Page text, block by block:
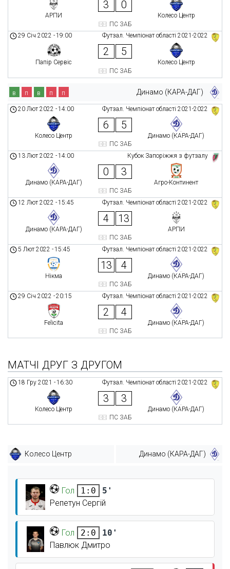
АРПИ
3 0
Колесо Центр
ПС ЗАБ
Футзал. Чемпіонат області 2021-2022
29 Січ 2022 -19:00
Папір Сервіс
2 5
Колесо Центр
ПС ЗАБ
Динамо (КАРА-ДАГ)
в п в п п
Футзал. Чемпіонат області 2021-2022
20 Лют 2022 -14:00
Колесо Центр
6 5
Динамо (КАРА-ДАГ)
ПС ЗАБ
Кубок Запоріжжя з футзалу
13 Лют 2022 -14:00
Динамо (КАРА-ДАГ)
0 3
Агро-Континент
ПС ЗАБ
Футзал. Чемпіонат області 2021-2022
12 Лют 2022 -15:45
Динамо (КАРА-ДАГ)
4 13
АРПИ
ПС ЗАБ
Футзал. Чемпіонат області 2021-2022
5 Лют 2022 -15:45
Нікма
13 4
Динамо (КАРА-ДАГ)
ПС ЗАБ
Футзал. Чемпіонат області 2021-2022
29 Січ 2022 -20:15
Felicita
2 4
Динамо (КАРА-ДАГ)
ПС ЗАБ
МАТЧІ ДРУГ З ДРУГОМ
Футзал. Чемпіонат області 2021-2022
18 Гру 2021 -16:30
Колесо Центр
3 3
Динамо (КАРА-ДАГ)
ПС ЗАБ
Колесо Центр Динамо (КАРА-ДАГ)
Гол 1:0
5'
Репетун Сергій
Гол 2:0
10'
Павлюк Дмитро